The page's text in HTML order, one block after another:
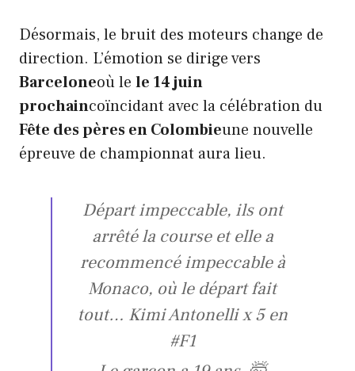
Désormais, le bruit des moteurs change de
direction. L’émotion se dirige vers
Barceloneoù le le 14 juin
prochaincoïncidant avec la célébration du
Fête des pères en Colombieune nouvelle
épreuve de championnat aura lieu.
Départ impeccable, ils ont
arrêté la course et elle a
recommencé impeccable à
Monaco, où le départ fait
tout… Kimi Antonelli x 5 en
#F1